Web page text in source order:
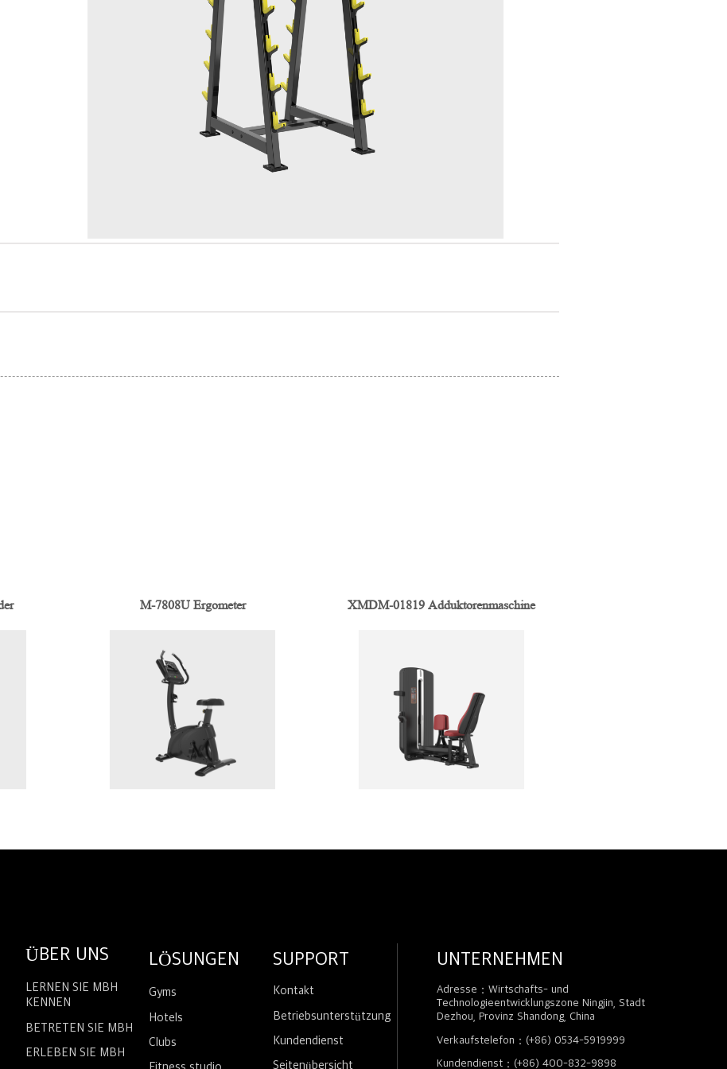
AMV Serie
M-7808U Ergometer XMDM-01819 Adduktorenmaschine
ÜBER UNS
LERNEN SIE MBH
KENNEN
BETRETEN SIE MBH
ERLEBEN SIE MBH
LÖSUNGEN
Gyms
Hotels
Clubs
SUPPORT
Kontakt
Betriebsunterstützung
Kundendienst
Seitenübersicht
UNTERNEHMEN
Adresse：Wirtschafts- und
Technologieentwicklungszone Ningjin, Stadt
Dezhou, Provinz Shandong, China
Verkaufstelefon：(+86) 0534-5919999
Kundendienst：(+86) 400-832-9898